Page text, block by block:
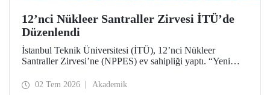
12’nci Nükleer Santraller Zirvesi İTÜ’de
Düzenlendi
İstanbul Teknik Üniversitesi (İTÜ), 12’nci Nükleer
Santraller Zirvesi’ne (NPPES) ev sahipliği yaptı. “Yeni
Hedeflerini Güçlendirmek” temalı zirvede yeni nükleer
02 Tem 2026 Akademik